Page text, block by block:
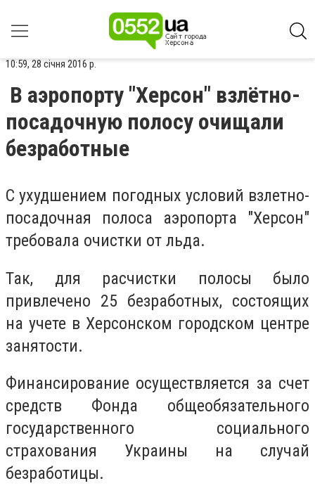
10:59, 28 січня 2016 р.
В аэропорту "Херсон" взлётно-
посадочную полосу очищали
безработные
С ухудшением погодных условий взлетно-
посадочная полоса аэропорта "Херсон"
требовала очистки от льда.
Так, для расчистки полосы было
привлечено 25 безработных, состоящих
на учете в Херсонском городском центре
занятости.
Финансирование осуществляется за счет
средств Фонда общеобязательного
государственного социального
страхования Украины на случай
безработицы.